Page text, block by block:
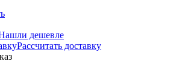
дешевле
Рассчитать доставку